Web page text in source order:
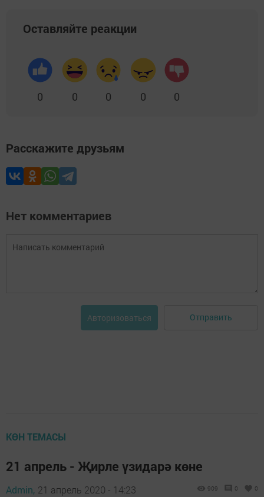
Оставляйте реакции
0 0 0 0 0
Расскажите друзьям
Нет комментариев
Авторизоваться Отправить
КӨН ТЕМАСЫ
21 апрель - Җирле үзидарә көне
Admin, 21 апрель 2020 - 14:23 909 0 0